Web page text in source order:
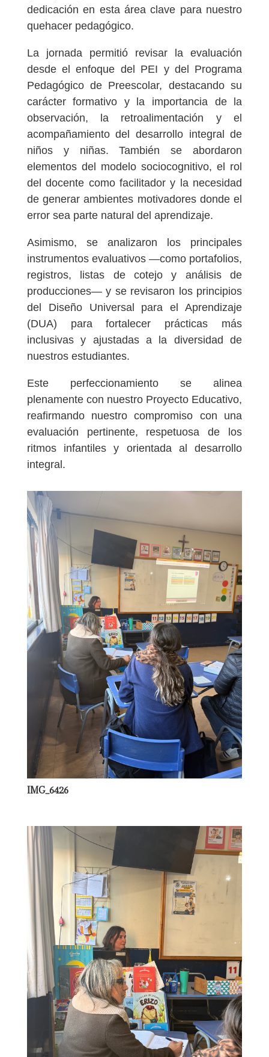
dedicación en esta área clave para nuestro
quehacer pedagógico.
La jornada permitió revisar la evaluación
desde el enfoque del PEI y del Programa
Pedagógico de Preescolar, destacando su
carácter formativo y la importancia de la
observación, la retroalimentación y el
acompañamiento del desarrollo integral de
niños y niñas. También se abordaron
elementos del modelo sociocognitivo, el rol
del docente como facilitador y la necesidad
de generar ambientes motivadores donde el
error sea parte natural del aprendizaje.
Asimismo, se analizaron los principales
instrumentos evaluativos —como portafolios,
registros, listas de cotejo y análisis de
producciones— y se revisaron los principios
del Diseño Universal para el Aprendizaje
(DUA) para fortalecer prácticas más
inclusivas y ajustadas a la diversidad de
nuestros estudiantes.
Este perfeccionamiento se alinea
plenamente con nuestro Proyecto Educativo,
reafirmando nuestro compromiso con una
evaluación pertinente, respetuosa de los
ritmos infantiles y orientada al desarrollo
integral.
IMG_6426